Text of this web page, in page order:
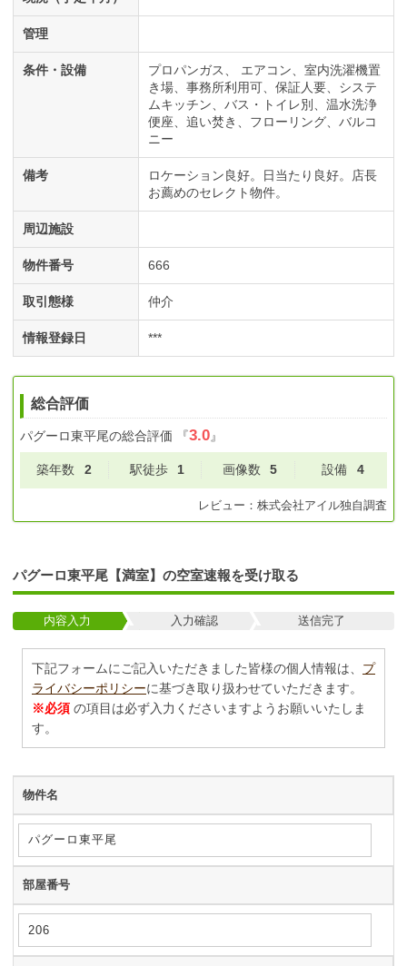
管理
条件・設備 プロパンガス エアコン
室内洗濯機置
き場
事務所利用可 保証人要
システ
ムキッチン
バス・トイレ別
温水洗浄
便座
追い焚き フローリング
バルコ
ニー
備考
ロケーション良好。日当たり良好。店長
お薦めのセレクト物件。
周辺施設
物件番号 666
取引態様 仲介
情報登録日 ***
総合評価
パグーロ東平尾の総合評価 『3.0』
築年数 2 駅徒歩 1 画像数 5 設備 4
レビュー： 株式会社アイル独自調査
パグーロ東平尾【満室】の空室速報を受け取る
内容入力 入力確認 送信完了
下記フォームにご記入いただきました皆様の個人情報は、 プ
ライバシーポリシーに基づき取り扱わせていただきます。
※必須 の項目は必ず入力くださいますようお願いいたしま
す。
物件名
部屋番号